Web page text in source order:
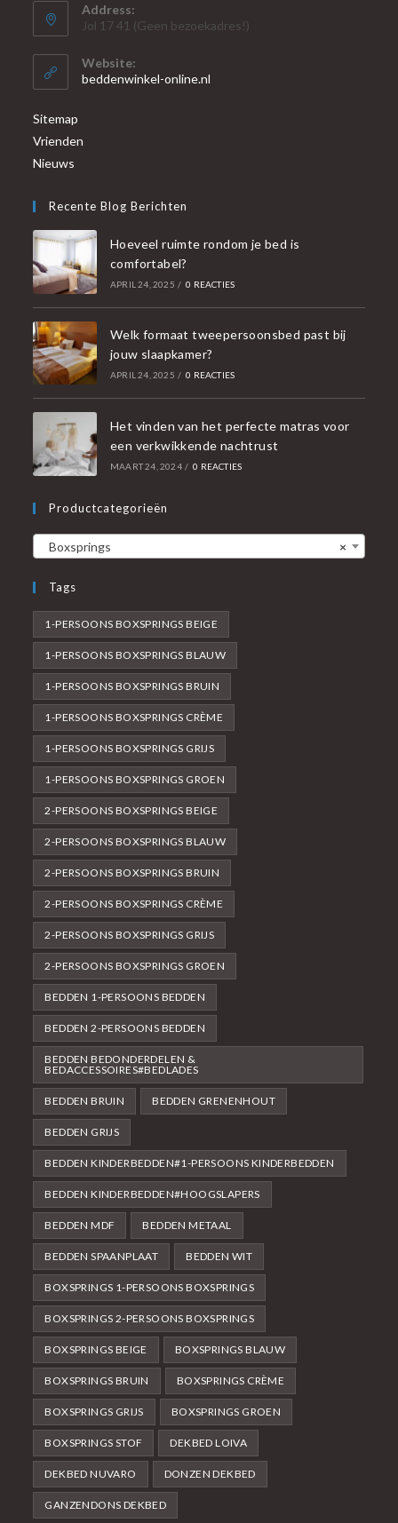
Address:
Jol 17 41 (Geen bezoekadres!)
Website:
beddenwinkel-online.nl
Sitemap
Vrienden
Nieuws
Recente Blog Berichten
Hoeveel ruimte rondom je bed is
comfortabel?
APRIL 24, 2025 / 0 REACTIES
Welk formaat tweepersoonsbed past bij
jouw slaapkamer?
APRIL 24, 2025 / 0 REACTIES
Het vinden van het perfecte matras voor
een verkwikkende nachtrust
MAART 24, 2024 / 0 REACTIES
Productcategorieën
×
Boxsprings
Tags
1-PERSOONS BOXSPRINGS BEIGE
1-PERSOONS BOXSPRINGS BLAUW
1-PERSOONS BOXSPRINGS BRUIN
1-PERSOONS BOXSPRINGS CRÈME
1-PERSOONS BOXSPRINGS GRIJS
1-PERSOONS BOXSPRINGS GROEN
2-PERSOONS BOXSPRINGS BEIGE
2-PERSOONS BOXSPRINGS BLAUW
2-PERSOONS BOXSPRINGS BRUIN
2-PERSOONS BOXSPRINGS CRÈME
2-PERSOONS BOXSPRINGS GRIJS
2-PERSOONS BOXSPRINGS GROEN
BEDDEN 1-PERSOONS BEDDEN
BEDDEN 2-PERSOONS BEDDEN
BEDDEN BEDONDERDELEN &
BEDACCESSOIRES#BEDLADES
BEDDEN BRUIN BEDDEN GRENENHOUT
BEDDEN GRIJS
BEDDEN KINDERBEDDEN#1-PERSOONS KINDERBEDDEN
BEDDEN KINDERBEDDEN#HOOGSLAPERS
BEDDEN MDF BEDDEN METAAL
BEDDEN SPAANPLAAT BEDDEN WIT
BOXSPRINGS 1-PERSOONS BOXSPRINGS
BOXSPRINGS 2-PERSOONS BOXSPRINGS
BOXSPRINGS BEIGE BOXSPRINGS BLAUW
BOXSPRINGS BRUIN BOXSPRINGS CRÈME
BOXSPRINGS GRIJS BOXSPRINGS GROEN
BOXSPRINGS STOF DEKBED LOIVA
DEKBED NUVARO DONZEN DEKBED
GANZENDONS DEKBED